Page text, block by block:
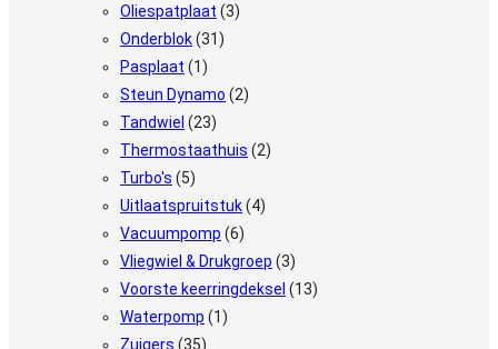
Oliespatplaat (3)
Onderblok(31)
Pasplaat (1)
Steun Dynamo (2)
Tandwiel (23)
Thermostaathuis (2)
Turbo's (5)
Uitlaatspruitstuk(4)
Vacuumpomp (6)
Vliegwiel & Drukgroep (3)
Voorste keerringdeksel (13)
Waterpomp (1)
Zuigers (35)